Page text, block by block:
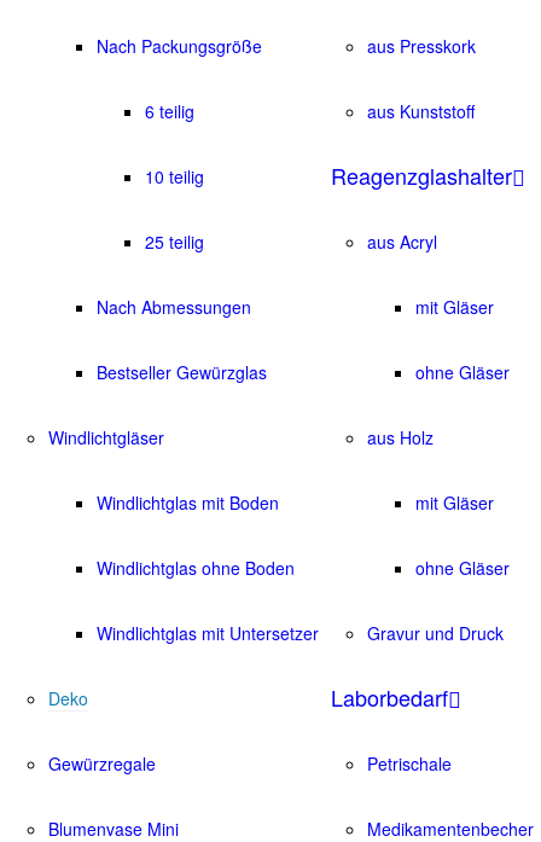
Nach Packungsgröße
6 teilig
10 teilig
25 teilig
Nach Abmessungen
Bestseller Gewürzglas
Windlichtgläser
Windlichtglas mit Boden
Windlichtglas ohne Boden
Windlichtglas mit Untersetzer
Deko
Gewürzregale
Blumenvase Mini
aus Presskork
aus Kunststoff
Reagenzglashalter
aus Acryl
mit Gläser
ohne Gläser
aus Holz
mit Gläser
ohne Gläser
Gravur und Druck
Laborbedarf
Petrischale
Medikamentenbecher